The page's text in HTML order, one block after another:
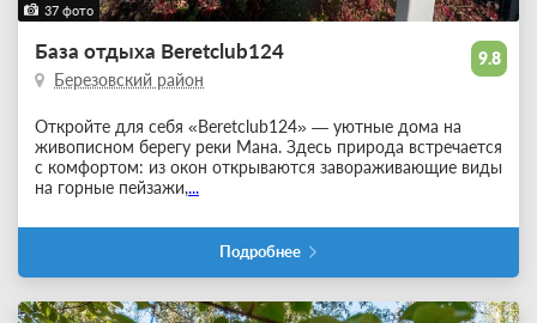
37 фото
9.8
База отдыха Beretclub124
Березовский район
Откройте для себя «Beretclub124» — уютные дома на
живописном берегу реки Мана. Здесь природа встречается
с комфортом: из окон открываются завораживающие виды
на горные пейзажи,...
Подробнее